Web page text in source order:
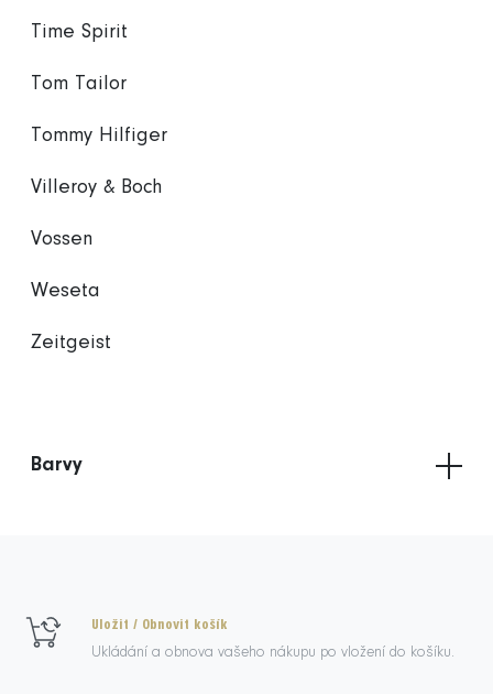
Time Spirit
Tom Tailor
Tommy Hilfiger
Villeroy & Boch
Vossen
Weseta
Zeitgeist
Barvy
Uložit / Obnovit košík
Ukládání a obnova vašeho nákupu po vložení do košíku.